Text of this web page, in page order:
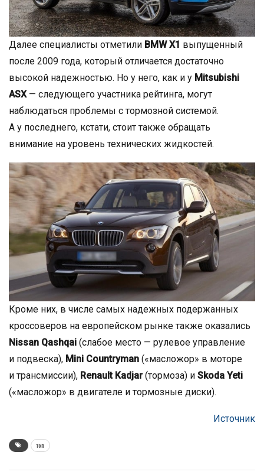
Далее специалисты отметили BMW X1 выпущенный
после 2009 года, который отличается достаточно
высокой надежностью. Но у него, как и у Mitsubishi
ASX— следующего участника рейтинга, могут
наблюдаться проблемы с тормозной системой.
А у последнего, кстати, стоит также обращать
внимание на уровень технических жидкостей.
Кроме них, в числе самых надежных подержанных
кроссоверов на европейском рынке также оказались
Nissan Qashqai (слабое место — рулевое управление
и подвеска), Mini Countryman («масложор» в моторе
и трансмиссии), Renault Kadjar(тормоза) и Skoda Yeti
(«масложор» в двигателе и тормозные диски).
Источник
топ